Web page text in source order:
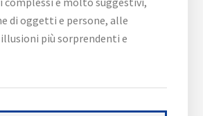
di oggetti e persone, alle
più sorprendenti e